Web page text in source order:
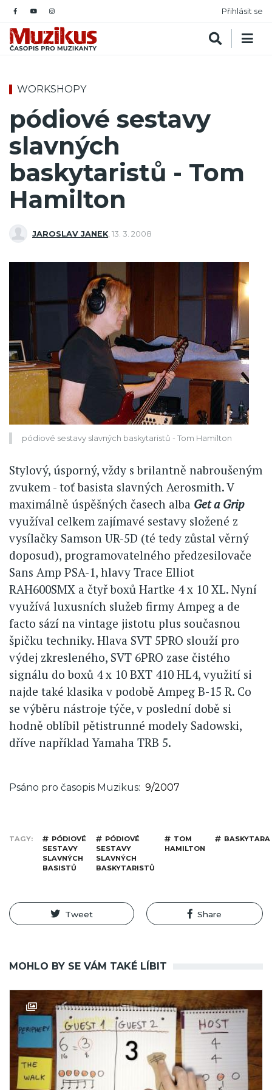
Přihlásit se
WORKSHOPY
pódiové sestavy
slavných
baskytaristů - Tom
Hamilton
JAROSLAV JANEK 13. 3. 2008
pódiové sestavy slavných baskytaristů - Tom Hamilton
Stylový, úsporný, vždy s brilantně nabroušeným
zvukem - toť basista slavných Aerosmith. V
maximálně úspěšných časech alba Get a Grip
využíval celkem zajímavé sestavy složené z
vysílačky Samson UR-5D (té tedy zůstal věrný
doposud), programovatelného předzesilovače
Sans Amp PSA-1, hlavy Trace Elliot
RAH600SMX a čtyř boxů Hartke 4 x 10 XL. Nyní
využívá luxusních služeb firmy Ampeg a de
facto sází na vintage jistotu plus současnou
špičku techniky. Hlava SVT 5PRO slouží pro
výdej zkresleného, SVT 6PRO zase čistého
signálu do boxů 4 x 10 BXT 410 HL4, využití si
najde také klasika v podobě Ampeg B-15 R. Co
se výběru nástroje týče, v poslední době si
hodně oblíbil pětistrunné modely Sadowski,
dříve například Yamaha TRB 5.
Psáno pro časopis Muzikus 9/2007
TAGY
PÓDIOVÉ
SESTAVY
SLAVNÝCH
BASISTŮ
PÓDIOVÉ
SESTAVY
SLAVNÝCH
BASKYTARISTŮ
TOM
HAMILTON
BASKYTARA
Tweet Share
MOHLO BY SE VÁM TAKÉ LÍBIT